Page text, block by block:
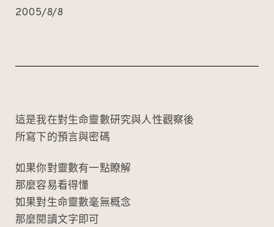
2005/8/8
這是我在對生命靈數研究與人性觀察後
所寫下的預言與密碼
如果你對靈數有一點瞭解
那麼容易看得懂
如果對生命靈數毫無概念
那麼閱讀文字即可